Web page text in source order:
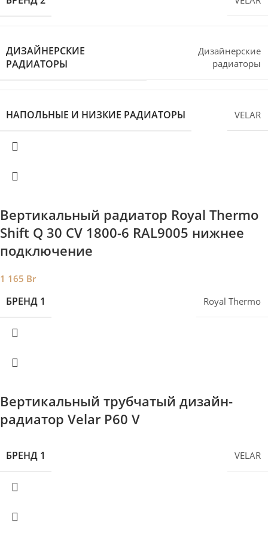
ДИЗАЙНЕРСКИЕ
РАДИАТОРЫ
Дизайнерские
радиаторы
НАПОЛЬНЫЕ И НИЗКИЕ РАДИАТОРЫ VELAR
Вертикальный радиатор Royal Thermo
Shift Q 30 CV 1800-6 RAL9005 нижнее
подключение
1 165 Br
БРЕНД 1 Royal Thermo
Вертикальный трубчатый дизайн-
радиатор Velar P60 V
БРЕНД 1 VELAR